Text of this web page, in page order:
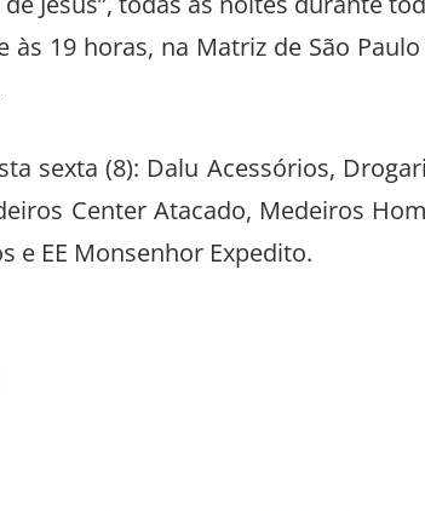
Jesus”, todas as noites durante
19 horas, na Matriz de São
sexta (8): Dalu Acessórios,
Center Atacado, Medeiros
e EE Monsenhor Expedito.